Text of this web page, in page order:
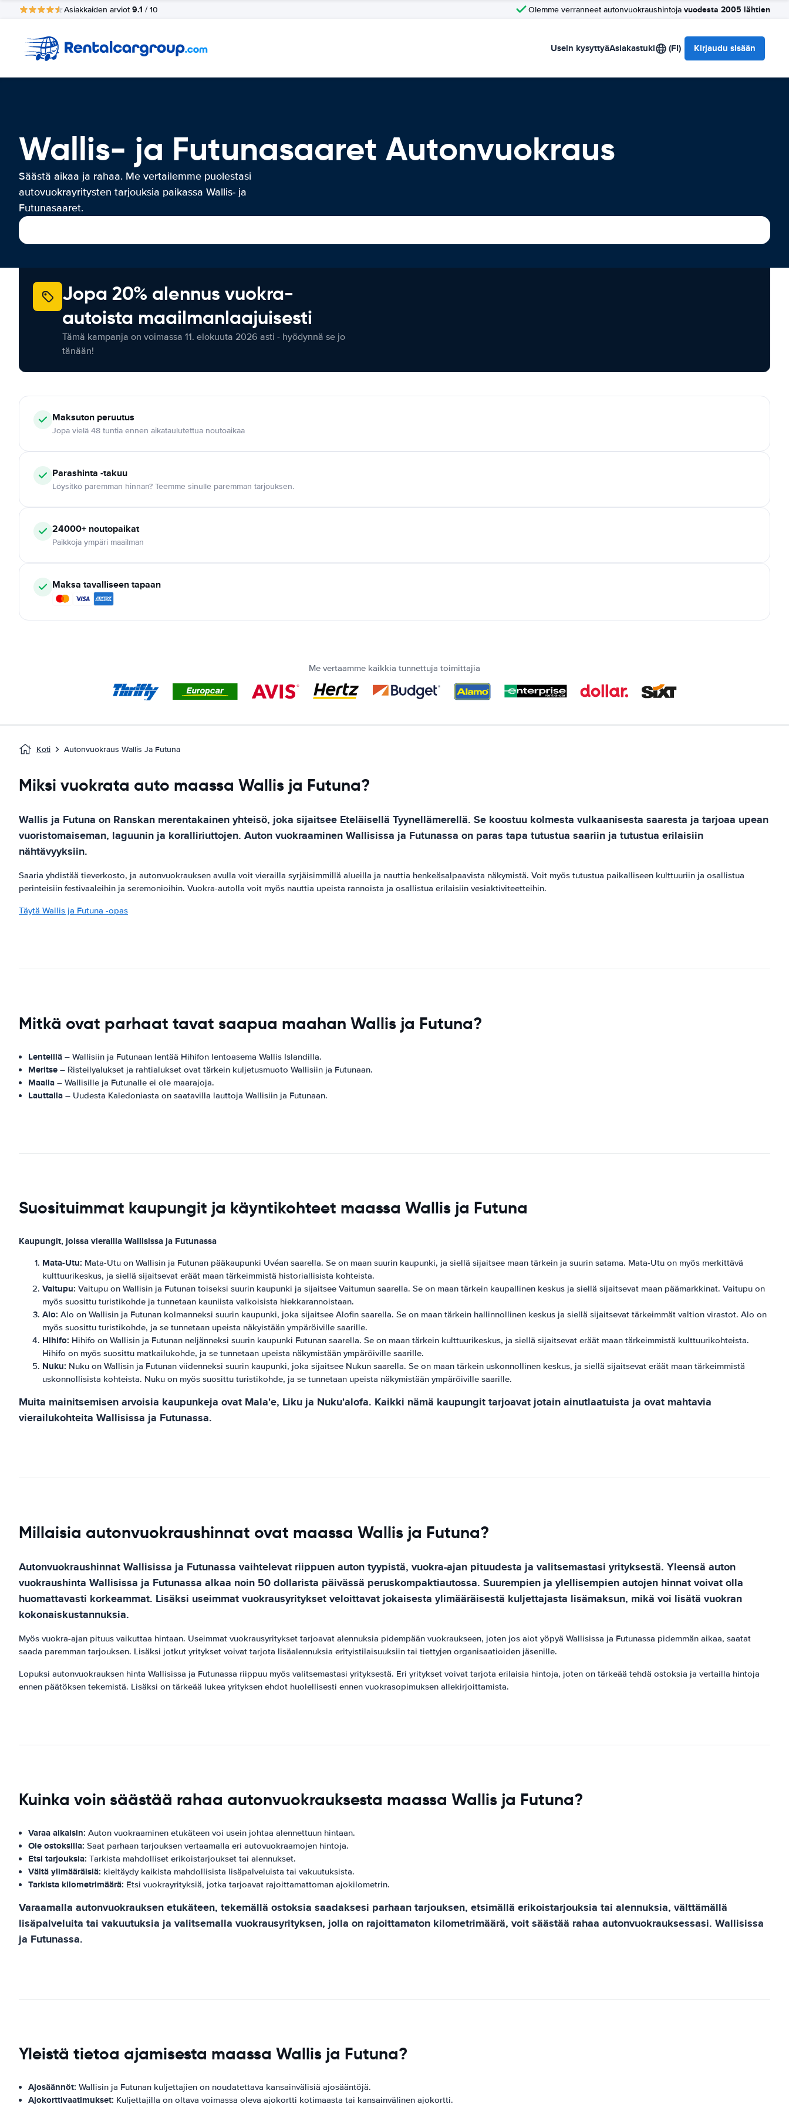
Asiakkaiden arviot 9.1 / 10 Olemme verranneet autonvuokraushintoja vuodesta 2005 lähtien
Usein kysyttyäAsiakastuki (FI) Kirjaudu sisään
Wallis- ja Futunasaaret Autonvuokraus
Säästä aikaa ja rahaa. Me vertailemme puolestasi
autovuokrayritysten tarjouksia paikassa Wallis- ja
Futunasaaret.
Jopa 20% alennus vuokra-
autoista maailmanlaajuisesti
Tämä kampanja on voimassa 11. elokuuta 2026 asti - hyödynnä se jo
tänään!
Maksuton peruutus
Jopa vielä 48 tuntia ennen aikataulutettua noutoaikaa
Parashinta -takuu
Löysitkö paremman hinnan? Teemme sinulle paremman tarjouksen.
24000+ noutopaikat
Paikkoja ympäri maailman
Maksa tavalliseen tapaan
Me vertaamme kaikkia tunnettuja toimittajia
Koti Autonvuokraus Wallis Ja Futuna
Miksi vuokrata auto maassa Wallis ja Futuna?
Wallis ja Futuna on Ranskan merentakainen yhteisö, joka sijaitsee Eteläisellä Tyynellämerellä. Se koostuu kolmesta vulkaanisesta saaresta ja tarjoaa upean
vuoristomaiseman, laguunin ja koralliriuttojen. Auton vuokraaminen Wallisissa ja Futunassa on paras tapa tutustua saariin ja tutustua erilaisiin
nähtävyyksiin.
Saaria yhdistää tieverkosto, ja autonvuokrauksen avulla voit vierailla syrjäisimmillä alueilla ja nauttia henkeäsalpaavista näkymistä. Voit myös tutustua paikalliseen kulttuuriin ja osallistua
perinteisiin festivaaleihin ja seremonioihin. Vuokra-autolla voit myös nauttia upeista rannoista ja osallistua erilaisiin vesiaktiviteetteihin.
Täytä Wallis ja Futuna -opas
Mitkä ovat parhaat tavat saapua maahan Wallis ja Futuna?
Lenteillä – Wallisiin ja Futunaan lentää Hihifon lentoasema Wallis Islandilla.
Meritse – Risteilyalukset ja rahtialukset ovat tärkein kuljetusmuoto Wallisiin ja Futunaan.
Maalla – Wallisille ja Futunalle ei ole maarajoja.
Lauttalla – Uudesta Kaledoniasta on saatavilla lauttoja Wallisiin ja Futunaan.
Suosituimmat kaupungit ja käyntikohteet maassa Wallis ja Futuna
Kaupungit, joissa vierailla Wallisissa ja Futunassa
Mata-Utu: Mata-Utu on Wallisin ja Futunan pääkaupunki Uvéan saarella. Se on maan suurin kaupunki, ja siellä sijaitsee maan tärkein ja suurin satama. Mata-Utu on myös merkittävä
kulttuurikeskus, ja siellä sijaitsevat eräät maan tärkeimmistä historiallisista kohteista.
Vaitupu: Vaitupu on Wallisin ja Futunan toiseksi suurin kaupunki ja sijaitsee Vaitumun saarella. Se on maan tärkein kaupallinen keskus ja siellä sijaitsevat maan päämarkkinat. Vaitupu on
myös suosittu turistikohde ja tunnetaan kauniista valkoisista hiekkarannoistaan.
Alo: Alo on Wallisin ja Futunan kolmanneksi suurin kaupunki, joka sijaitsee Alofin saarella. Se on maan tärkein hallinnollinen keskus ja siellä sijaitsevat tärkeimmät valtion virastot. Alo on
myös suosittu turistikohde, ja se tunnetaan upeista näkyistään ympäröiville saarille.
Hihifo: Hihifo on Wallisin ja Futunan neljänneksi suurin kaupunki Futunan saarella. Se on maan tärkein kulttuurikeskus, ja siellä sijaitsevat eräät maan tärkeimmistä kulttuurikohteista.
Hihifo on myös suosittu matkailukohde, ja se tunnetaan upeista näkymistään ympäröiville saarille.
Nuku: Nuku on Wallisin ja Futunan viidenneksi suurin kaupunki, joka sijaitsee Nukun saarella. Se on maan tärkein uskonnollinen keskus, ja siellä sijaitsevat eräät maan tärkeimmistä
uskonnollisista kohteista. Nuku on myös suosittu turistikohde, ja se tunnetaan upeista näkymistään ympäröiville saarille.
Muita mainitsemisen arvoisia kaupunkeja ovat Mala'e, Liku ja Nuku'alofa. Kaikki nämä kaupungit tarjoavat jotain ainutlaatuista ja ovat mahtavia
vierailukohteita Wallisissa ja Futunassa.
Millaisia autonvuokraushinnat ovat maassa Wallis ja Futuna?
Autonvuokraushinnat Wallisissa ja Futunassa vaihtelevat riippuen auton tyypistä, vuokra-ajan pituudesta ja valitsemastasi yrityksestä. Yleensä auton
vuokraushinta Wallisissa ja Futunassa alkaa noin 50 dollarista päivässä peruskompaktiautossa. Suurempien ja ylellisempien autojen hinnat voivat olla
huomattavasti korkeammat. Lisäksi useimmat vuokrausyritykset veloittavat jokaisesta ylimääräisestä kuljettajasta lisämaksun, mikä voi lisätä vuokran
kokonaiskustannuksia.
Myös vuokra-ajan pituus vaikuttaa hintaan. Useimmat vuokrausyritykset tarjoavat alennuksia pidempään vuokraukseen, joten jos aiot yöpyä Wallisissa ja Futunassa pidemmän aikaa, saatat
saada paremman tarjouksen. Lisäksi jotkut yritykset voivat tarjota lisäalennuksia erityistilaisuuksiin tai tiettyjen organisaatioiden jäsenille.
Lopuksi autonvuokrauksen hinta Wallisissa ja Futunassa riippuu myös valitsemastasi yrityksestä. Eri yritykset voivat tarjota erilaisia ​​hintoja, joten on tärkeää tehdä ostoksia ja vertailla hintoja
ennen päätöksen tekemistä. Lisäksi on tärkeää lukea yrityksen ehdot huolellisesti ennen vuokrasopimuksen allekirjoittamista.
Kuinka voin säästää rahaa autonvuokrauksesta maassa Wallis ja Futuna?
Varaa aikaisin: Auton vuokraaminen etukäteen voi usein johtaa alennettuun hintaan.
Ole ostoksilla: Saat parhaan tarjouksen vertaamalla eri autovuokraamojen hintoja.
Etsi tarjouksia: Tarkista mahdolliset erikoistarjoukset tai alennukset.
Vältä ylimääräisiä: kieltäydy kaikista mahdollisista lisäpalveluista tai vakuutuksista.
Tarkista kilometrimäärä: Etsi vuokrayrityksiä, jotka tarjoavat rajoittamattoman ajokilometrin.
Varaamalla autonvuokrauksen etukäteen, tekemällä ostoksia saadaksesi parhaan tarjouksen, etsimällä erikoistarjouksia tai alennuksia, välttämällä
lisäpalveluita tai vakuutuksia ja valitsemalla vuokrausyrityksen, jolla on rajoittamaton kilometrimäärä, voit säästää rahaa autonvuokrauksessasi. Wallisissa
ja Futunassa.
Yleistä tietoa ajamisesta maassa Wallis ja Futuna?
Ajosäännöt: Wallisin ja Futunan kuljettajien on noudatettava kansainvälisiä ajosääntöjä.
Ajokorttivaatimukset: Kuljettajilla on oltava voimassa oleva ajokortti kotimaasta tai kansainvälinen ajokortti.